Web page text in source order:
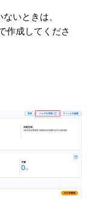
いときは、
作成してくださ